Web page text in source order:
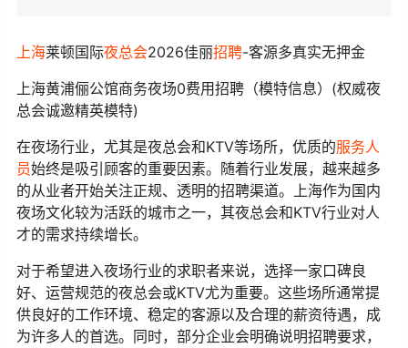
上海莱顿国际夜总会2026佳丽招聘-客源多真实无押金
上海黄浦俪公馆商务夜场0费用招聘（模特信息）(权威夜
总会诚邀精英模特)
在夜场行业，尤其是夜总会和KTV等场所，优质的服务人
员始终是吸引顾客的重要因素。随着行业发展，越来越多
的从业者开始关注正规、透明的招聘渠道。上海作为国内
夜场文化较为活跃的城市之一，其夜总会和KTV行业对人
才的需求持续增长。
对于希望进入夜场行业的求职者来说，选择一家口碑良
好、运营规范的夜总会或KTV尤为重要。这些场所通常提
供良好的工作环境、稳定的客源以及合理的薪资待遇，成
为许多人的首选。同时，部分企业会明确说明招聘要求，